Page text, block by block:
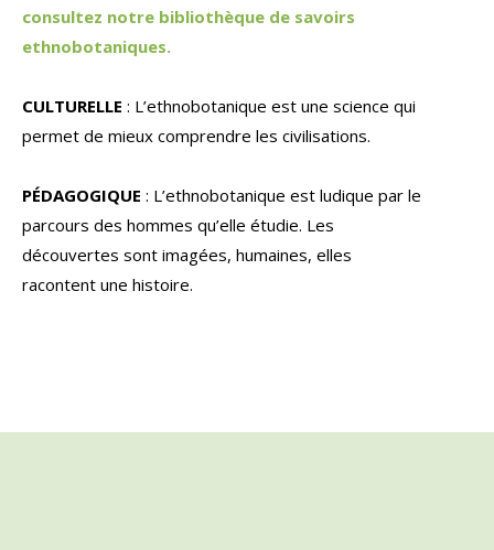
consultez notre bibliothèque de savoirs
ethnobotaniques.
CULTURELLE : L’ethnobotanique est une science qui
permet de mieux comprendre les civilisations.
PÉDAGOGIQUE : L’ethnobotanique est ludique par le
parcours des hommes qu’elle étudie. Les
découvertes sont imagées, humaines, elles
racontent une histoire.